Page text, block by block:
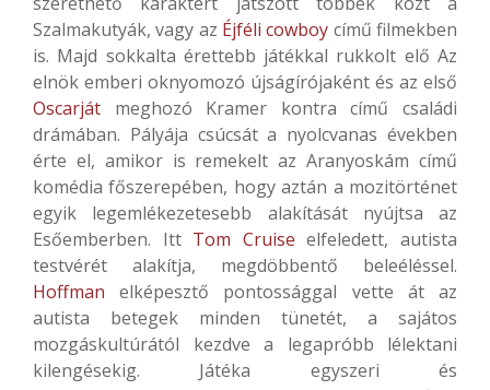
Szalmakutyák, vagy az Éjféli cowboy című filmekben
is. Majd sokkalta érettebb játékkal rukkolt elő Az
elnök emberi oknyomozó újságírójaként és az első
Oscarját meghozó Kramer kontra című családi
drámában. Pályája csúcsát a nyolcvanas években
érte el, amikor is remekelt az Aranyoskám című
komédia főszerepében, hogy aztán a mozitörténet
egyik legemlékezetesebb alakítását nyújtsa az
Esőemberben. Itt Tom Cruise elfeledett, autista
testvérét alakítja, megdöbbentő beleéléssel.
Hoffman elképesztő pontossággal vette át az
autista betegek minden tünetét, a sajátos
mozgáskultúrától kezdve a legapróbb lélektani
kilengésekig. Játéka egyszeri és